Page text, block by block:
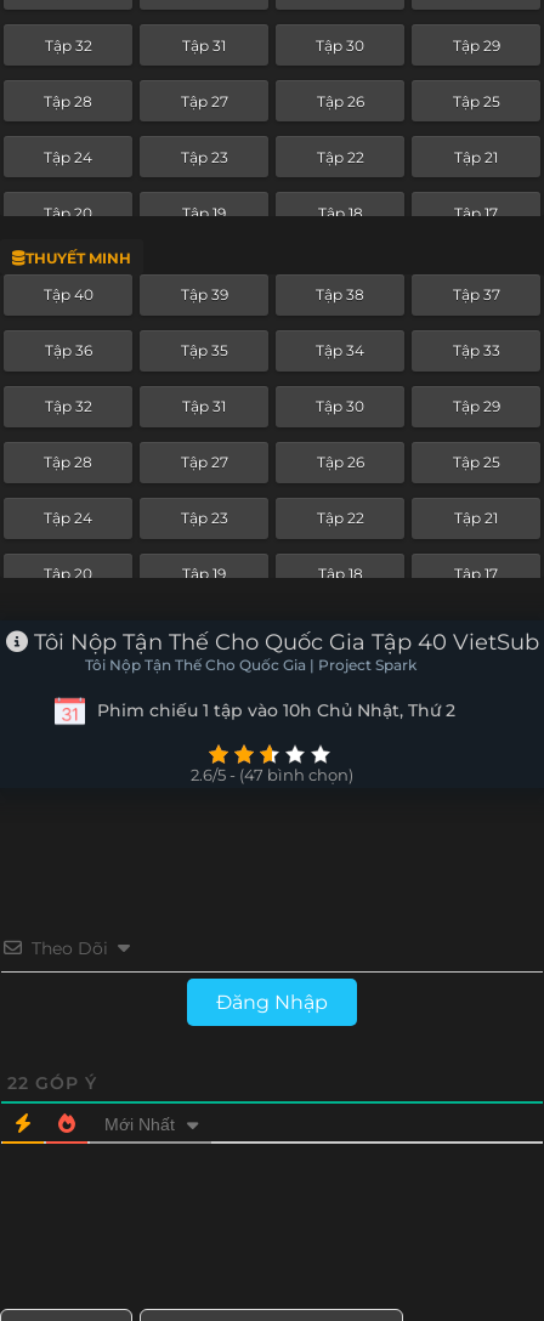
Tập 32 Tập 31 Tập 30 Tập 29
Tập 28 Tập 27 Tập 26 Tập 25
Tập 24 Tập 23 Tập 22 Tập 21
Tập 20 Tập 19 Tập 18 Tập 17
Tập 16
THUYẾT MINH
Tập 40 Tập 39 Tập 38 Tập 37
Tập 36 Tập 35 Tập 34 Tập 33
Tập 32 Tập 31 Tập 30 Tập 29
Tập 28 Tập 27 Tập 26 Tập 25
Tập 24 Tập 23 Tập 22 Tập 21
Tập 20 Tập 19 Tập 18 Tập 17
Tập 16 Tập 15 Tập 14 Tập 13
Tập 7 Tập 6
Tôi Nộp Tận Thế Cho Quốc Gia Tập 40 VietSub
Tôi Nộp Tận Thế Cho Quốc Gia | Project Spark
Phim chiếu 1 tập vào 10h Chủ Nhật, Thứ 2
2.6/5 - (47 bình chọn)
Theo Dõi
Đăng Nhập
22 GÓP Ý
Mới Nhất